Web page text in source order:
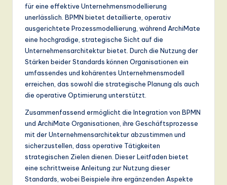
für eine effektive Unternehmensmodellierung
unerlässlich. BPMN bietet detaillierte, operativ
ausgerichtete Prozessmodellierung, während ArchiMate
eine hochgradige, strategische Sicht auf die
Unternehmensarchitektur bietet. Durch die Nutzung der
Stärken beider Standards können Organisationen ein
umfassendes und kohärentes Unternehmensmodell
erreichen, das sowohl die strategische Planung als auch
die operative Optimierung unterstützt.
Zusammenfassend ermöglicht die Integration von BPMN
und ArchiMate Organisationen, ihre Geschäftsprozesse
mit der Unternehmensarchitektur abzustimmen und
sicherzustellen, dass operative Tätigkeiten
strategischen Zielen dienen. Dieser Leitfaden bietet
eine schrittweise Anleitung zur Nutzung dieser
Standards, wobei Beispiele ihre ergänzenden Aspekte